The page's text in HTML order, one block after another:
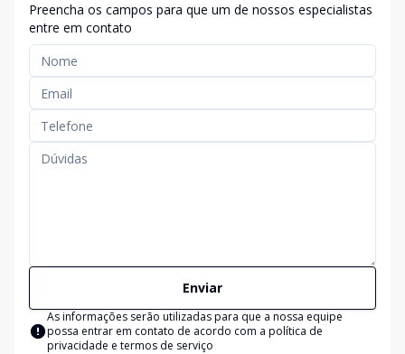
Preencha os campos para que um de nossos especialistas
entre em contato
Enviar
As informações serão utilizadas para que a nossa equipe
possa entrar em contato de acordo com a política de
privacidade e termos de serviço